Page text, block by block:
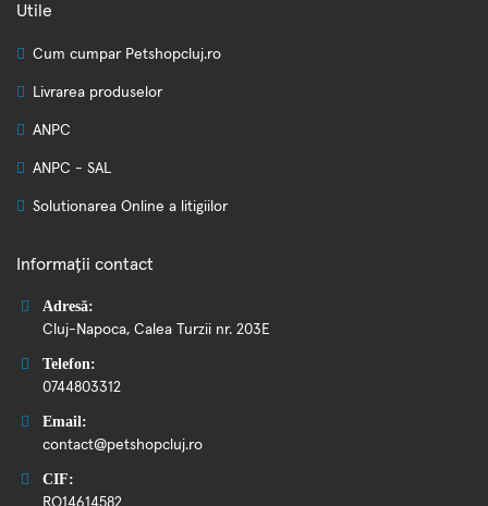
Utile
Cum cumpar Petshopcluj.ro
Livrarea produselor
ANPC
ANPC - SAL
Solutionarea Online a litigiilor
Informații contact
Adresă:
Cluj-Napoca, Calea Turzii nr. 203E
Telefon:
0744803312
Email:
contact@petshopcluj.ro
CIF:
RO14614582